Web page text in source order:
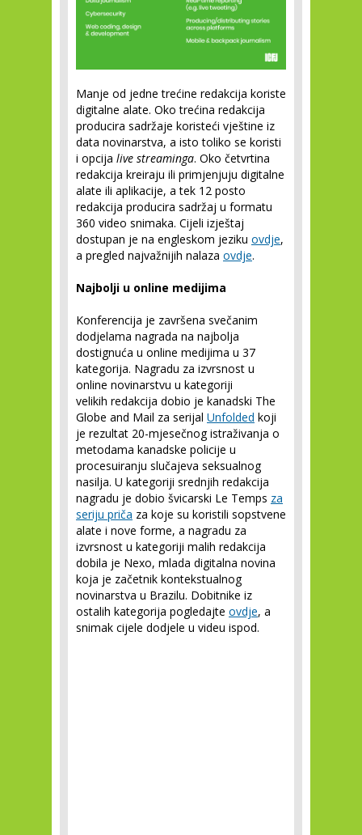
Manje od jedne trećine redakcija koriste
digitalne alate. Oko trećina redakcija
producira sadržaje koristeći vještine iz
data novinarstva, a isto toliko se koristi
i opcija live streaminga. Oko četvrtina
redakcija kreiraju ili primjenjuju digitalne
alate ili aplikacije, a tek 12 posto
redakcija producira sadržaj u formatu
360 video snimaka. Cijeli izještaj
dostupan je na engleskom jeziku ovdje,
a pregled najvažnijih nalaza ovdje.
Najbolji u online medijima
Konferencija je završena svečanim
dodjelama nagrada na najbolja
dostignuća u online medijima u 37
kategorija. Nagradu za izvrsnost u
online novinarstvu u kategoriji
velikih redakcija dobio je kanadski The
Globe and Mail za serijal Unfolded koji
je rezultat 20-mjesečnog istraživanja o
metodama kanadske policije u
procesuiranju slučajeva seksualnog
nasilja. U kategoriji srednjih redakcija
nagradu je dobio švicarski Le Temps za
seriju priča za koje su koristili sopstvene
alate i nove forme, a nagradu za
izvrsnost u kategoriji malih redakcija
dobila je Nexo, mlada digitalna novina
koja je začetnik kontekstualnog
novinarstva u Brazilu. Dobitnike iz
ostalih kategorija pogledajte ovdje, a
snimak cijele dodjele u videu ispod.